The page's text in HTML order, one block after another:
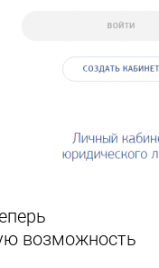
возможность